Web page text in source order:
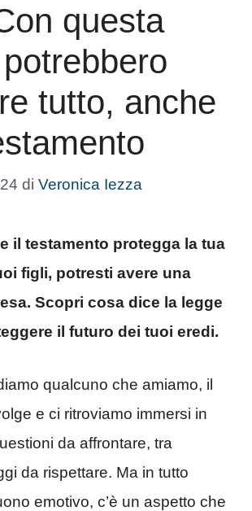
questa
tutto, anche
di Veronica Iezza
il testamento protegga la tua
figli, potresti avere una
Scopri cosa dice la legge
il futuro dei tuoi eredi.
qualcuno che amiamo, il
e ci ritroviamo immersi in
da affrontare, tra
da rispettare. Ma in tutto
emotivo, c’è un aspetto che